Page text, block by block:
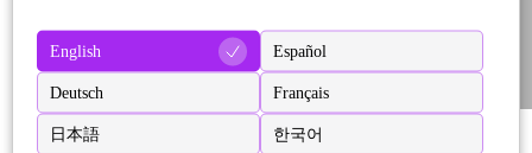
English Español
Deutsch Français
日本語 한국어